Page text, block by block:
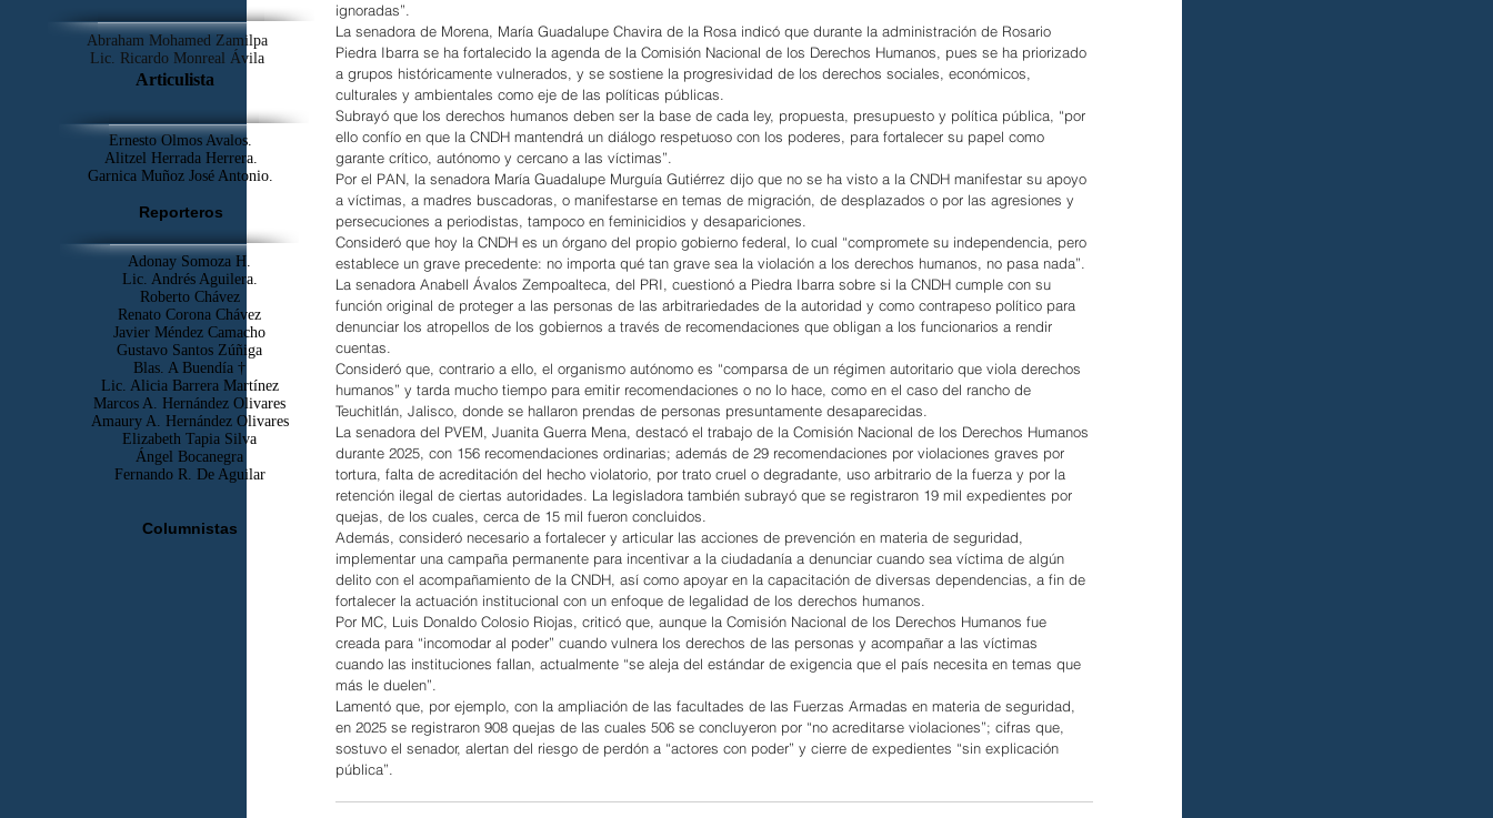
ignoradas”.
La senadora de Morena, María Guadalupe Chavira de la Rosa indicó que durante la administración de Rosario
Piedra Ibarra se ha fortalecido la agenda de la Comisión Nacional de los Derechos Humanos, pues se ha priorizado
a grupos históricamente vulnerados, y se sostiene la progresividad de los derechos sociales, económicos,
culturales y ambientales como eje de las políticas públicas.
Subrayó que los derechos humanos deben ser la base de cada ley, propuesta, presupuesto y política pública, “por
ello confío en que la CNDH mantendrá un diálogo respetuoso con los poderes, para fortalecer su papel como
garante crítico, autónomo y cercano a las víctimas”.
Por el PAN, la senadora María Guadalupe Murguía Gutiérrez dijo que no se ha visto a la CNDH manifestar su apoyo
a víctimas, a madres buscadoras, o manifestarse en temas de migración, de desplazados o por las agresiones y
persecuciones a periodistas, tampoco en feminicidios y desapariciones.
Consideró que hoy la CNDH es un órgano del propio gobierno federal, lo cual “compromete su independencia, pero
establece un grave precedente: no importa qué tan grave sea la violación a los derechos humanos, no pasa nada”.
La senadora Anabell Ávalos Zempoalteca, del PRI, cuestionó a Piedra Ibarra sobre si la CNDH cumple con su
función original de proteger a las personas de las arbitrariedades de la autoridad y como contrapeso político para
denunciar los atropellos de los gobiernos a través de recomendaciones que obligan a los funcionarios a rendir
cuentas.
Consideró que, contrario a ello, el organismo autónomo es “comparsa de un régimen autoritario que viola derechos
humanos” y tarda mucho tiempo para emitir recomendaciones o no lo hace, como en el caso del rancho de
Teuchitlán, Jalisco, donde se hallaron prendas de personas presuntamente desaparecidas.
La senadora del PVEM, Juanita Guerra Mena, destacó el trabajo de la Comisión Nacional de los Derechos Humanos
durante 2025, con 156 recomendaciones ordinarias; además de 29 recomendaciones por violaciones graves por
tortura, falta de acreditación del hecho violatorio, por trato cruel o degradante, uso arbitrario de la fuerza y por la
retención ilegal de ciertas autoridades. La legisladora también subrayó que se registraron 19 mil expedientes por
quejas, de los cuales, cerca de 15 mil fueron concluidos.
Además, consideró necesario a fortalecer y articular las acciones de prevención en materia de seguridad,
implementar una campaña permanente para incentivar a la ciudadanía a denunciar cuando sea víctima de algún
delito con el acompañamiento de la CNDH, así como apoyar en la capacitación de diversas dependencias, a fin de
fortalecer la actuación institucional con un enfoque de legalidad de los derechos humanos.
Por MC, Luis Donaldo Colosio Riojas, criticó que, aunque la Comisión Nacional de los Derechos Humanos fue
creada para “incomodar al poder” cuando vulnera los derechos de las personas y acompañar a las víctimas
cuando las instituciones fallan, actualmente “se aleja del estándar de exigencia que el país necesita en temas que
más le duelen”.
Lamentó que, por ejemplo, con la ampliación de las facultades de las Fuerzas Armadas en materia de seguridad,
en 2025 se registraron 908 quejas de las cuales 506 se concluyeron por “no acreditarse violaciones”; cifras que,
sostuvo el senador, alertan del riesgo de perdón a “actores con poder” y cierre de expedientes “sin explicación
pública”.
Abraham Mohamed Zamilpa
Lic. Ricardo Monreal Ávila
Articulista
Ernesto Olmos Avalos.
Alitzel Herrada Herrera.
Garnica Muñoz José Antonio.
Reporteros
Adonay Somoza H.
Lic. Andrés Aguilera.
Roberto Chávez
Renato Corona Chávez
Javier Méndez Camacho
Gustavo Santos Zúñiga
Blas. A Buendía †
​Lic. Alicia Barrera Martínez
Marcos A. Hernández Olivares
Amaury A. Hernández Olivares
Elizabeth Tapia Silva
Ángel Bocanegra
Fernando R. De Aguilar
Columnistas